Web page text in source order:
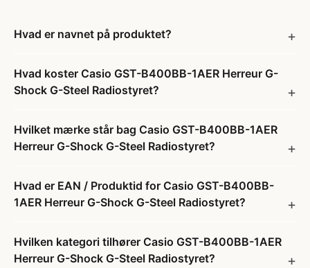
Hvad er navnet på produktet?
Hvad koster Casio GST-B400BB-1AER Herreur G-
Shock G-Steel Radiostyret?
Hvilket mærke står bag Casio GST-B400BB-1AER
Herreur G-Shock G-Steel Radiostyret?
Hvad er EAN / Produktid for Casio GST-B400BB-
1AER Herreur G-Shock G-Steel Radiostyret?
Hvilken kategori tilhører Casio GST-B400BB-1AER
Herreur G-Shock G-Steel Radiostyret?